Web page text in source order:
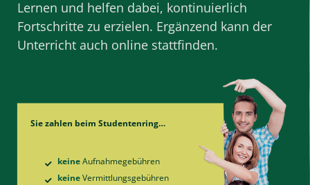
Lernen und helfen dabei, kontinuierlich
Fortschritte zu erzielen. Ergänzend kann der
Unterricht auch online stattfinden.
Sie zahlen beim Studentenring…
keineAufnahme­gebühren
keineVermittlungs­gebühren